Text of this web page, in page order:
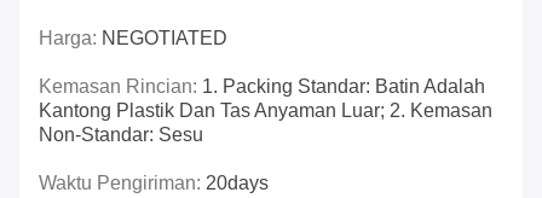
Harga: NEGOTIATED
Kemasan Rincian: 1. Packing Standar: Batin Adalah
Kantong Plastik Dan Tas Anyaman Luar; 2. Kemasan
Non-Standar: Sesu
Waktu Pengiriman: 20days